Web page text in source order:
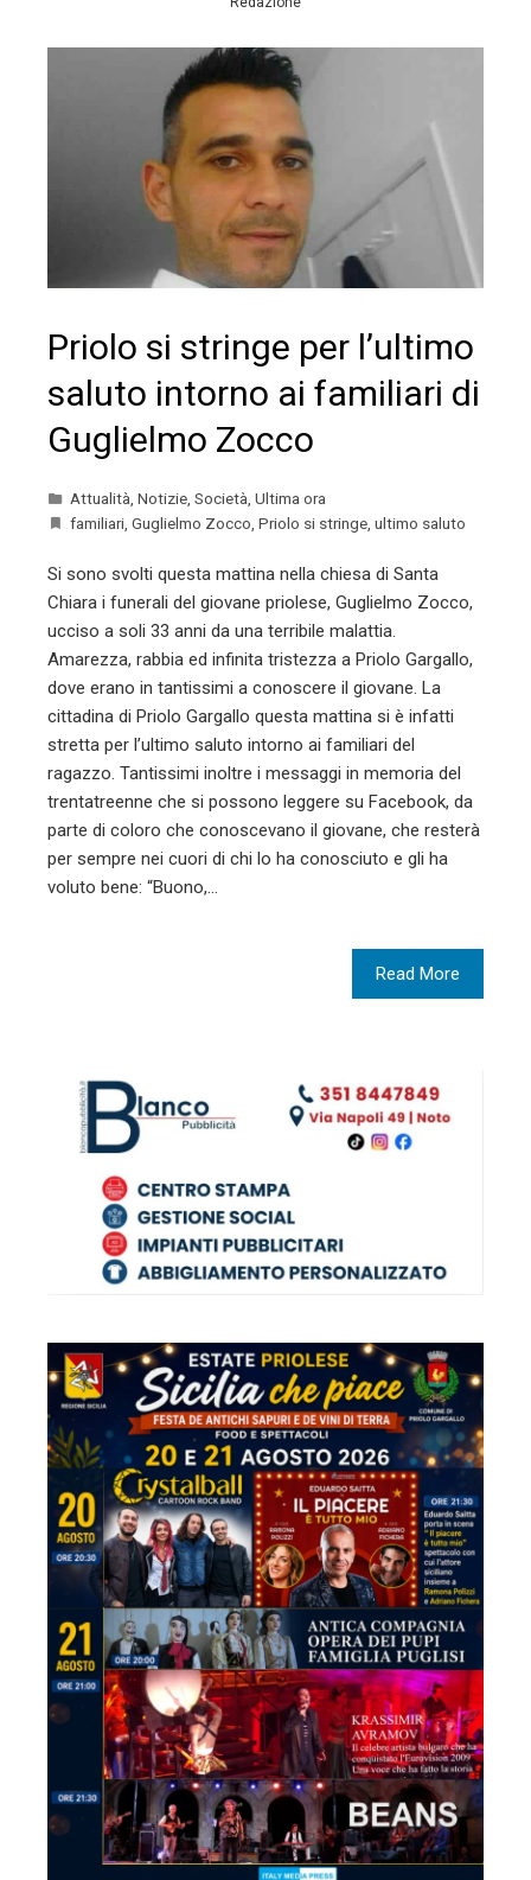
Priolo si stringe per l’ultimo
saluto intorno ai familiari di
Guglielmo Zocco
Attualità Notizie Società Ultima ora
familiari Guglielmo Zocco Priolo si stringe ultimo saluto
Si sono svolti questa mattina nella chiesa di Santa
Chiara i funerali del giovane priolese, Guglielmo Zocco,
ucciso a soli 33 anni da una terribile malattia.
Amarezza, rabbia ed infinita tristezza a Priolo Gargallo,
dove erano in tantissimi a conoscere il giovane. La
cittadina di Priolo Gargallo questa mattina si è infatti
stretta per l’ultimo saluto intorno ai familiari del
ragazzo. Tantissimi inoltre i messaggi in memoria del
trentatreenne che si possono leggere su Facebook, da
parte di coloro che conoscevano il giovane, che resterà
per sempre nei cuori di chi lo ha conosciuto e gli ha
voluto bene: “Buono,…
Read More